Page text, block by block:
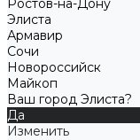
Ростов-на-Дону
Элиста
Армавир
Сочи
Новороссийск
Майкоп
Ваш город Элиста?
Да
Изменить